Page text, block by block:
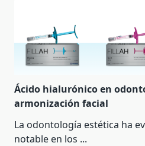
Ácido hialurónico en
armonización facial
La odontología estética ha
notable en los ...